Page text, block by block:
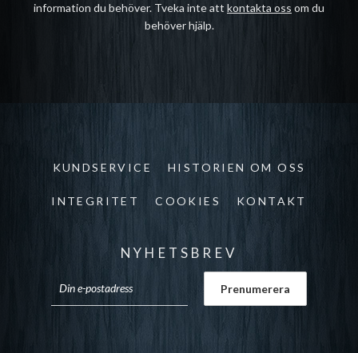
information du behöver. Tveka inte att kontakta oss om du
behöver hjälp.
KUNDSERVICE HISTORIEN OM OSS
INTEGRITET COOKIES KONTAKT
NYHETSBREV